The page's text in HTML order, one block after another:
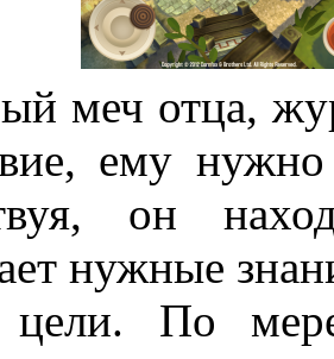
меч отца,
ему
он
нужные
цели. По